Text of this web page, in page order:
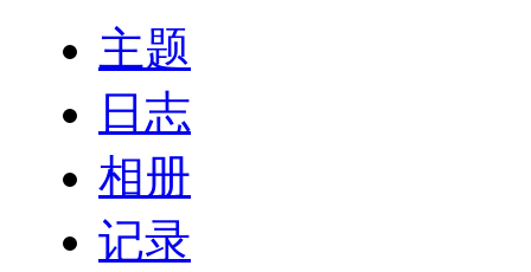
主题
日志
相册
记录